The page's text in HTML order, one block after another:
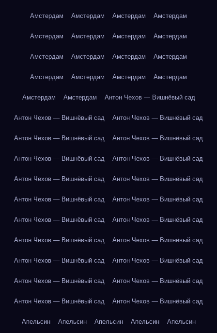
Амстердам Амстердам Амстердам Амстердам
Амстердам Амстердам Амстердам Амстердам
Амстердам Амстердам Амстердам Амстердам
Амстердам Амстердам Амстердам Амстердам
Амстердам Амстердам Антон Чехов — Вишнёвый сад
Антон Чехов — Вишнёвый сад Антон Чехов — Вишнёвый сад
Антон Чехов — Вишнёвый сад Антон Чехов — Вишнёвый сад
Антон Чехов — Вишнёвый сад Антон Чехов — Вишнёвый сад
Антон Чехов — Вишнёвый сад Антон Чехов — Вишнёвый сад
Антон Чехов — Вишнёвый сад Антон Чехов — Вишнёвый сад
Антон Чехов — Вишнёвый сад Антон Чехов — Вишнёвый сад
Антон Чехов — Вишнёвый сад Антон Чехов — Вишнёвый сад
Антон Чехов — Вишнёвый сад Антон Чехов — Вишнёвый сад
Антон Чехов — Вишнёвый сад Антон Чехов — Вишнёвый сад
Антон Чехов — Вишнёвый сад Антон Чехов — Вишнёвый сад
Апельсин Апельсин Апельсин Апельсин Апельсин